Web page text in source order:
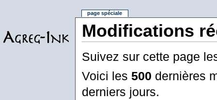
Modifications
Suivez sur cette page
Voici les 500 dernières
derniers jours.
page spéciale